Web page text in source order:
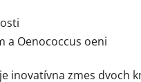
a Oenococcus oeni
je inovatívna zmes